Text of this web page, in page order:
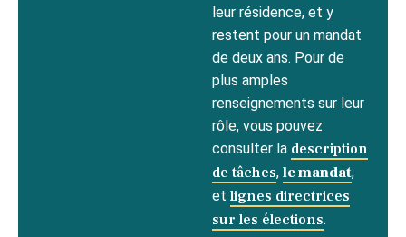
leur résidence, et y
restent pour un mandat
de deux ans. Pour de
plus amples
renseignements sur leur
rôle, vous pouvez
consulter la description
de tâches, le mandat,
et lignes directrices
sur les élections.